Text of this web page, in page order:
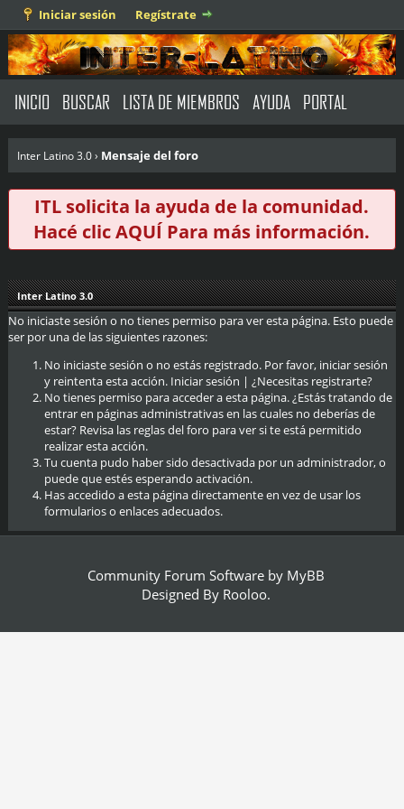
Iniciar sesión Regístrate
INICIO BUSCAR LISTA DE MIEMBROS AYUDA PORTAL
Inter Latino 3.0› Mensaje del foro
ITL solicita la ayuda de la comunidad.
Hacé clicAQUÍ Para más información.
Inter Latino 3.0
No iniciaste sesión o no tienes permiso para ver esta página. Esto puede
ser por una de las siguientes razones:
No iniciaste sesión o no estás registrado. Por favor, iniciar sesión
y reintenta esta acción. Iniciar sesión | ¿Necesitas registrarte?
No tienes permiso para acceder a esta página. ¿Estás tratando de
entrar en páginas administrativas en las cuales no deberías de
estar? Revisa las reglas del foro para ver si te está permitido
realizar esta acción.
Tu cuenta pudo haber sido desactivada por un administrador, o
puede que estés esperando activación.
Has accedido a esta página directamente en vez de usar los
formularios o enlaces adecuados.
Community Forum Software by MyBB
Designed By Rooloo.